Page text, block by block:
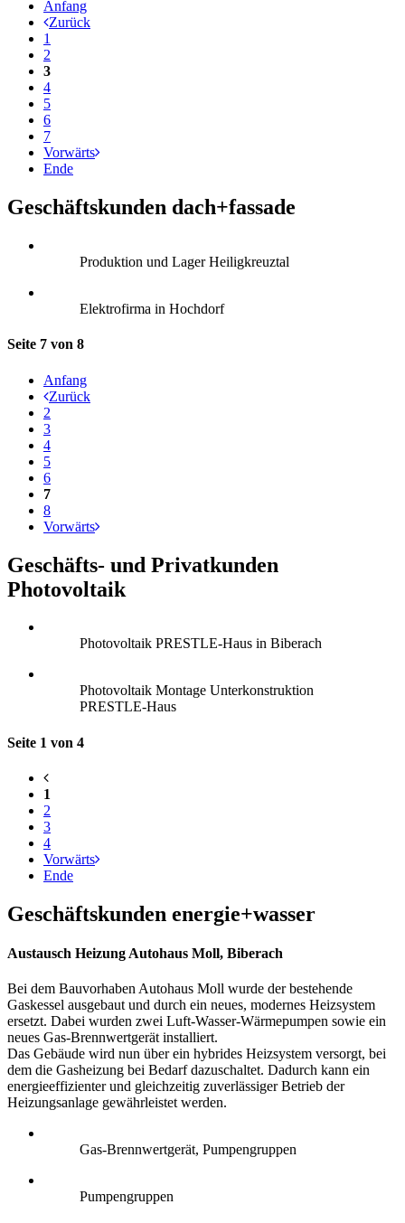
Anfang
Zurück
1
2
3
4
5
6
7
Vorwärts
Ende
Geschäftskunden dach+fassade
Produktion und Lager Heiligkreuztal
Elektrofirma in Hochdorf
Seite 7 von 8
Anfang
Zurück
2
3
4
5
6
7
8
Vorwärts
Geschäfts- und Privatkunden
Photovoltaik
Photovoltaik PRESTLE-Haus in Biberach
Photovoltaik Montage Unterkonstruktion
PRESTLE-Haus
Seite 1 von 4
1
2
3
4
Vorwärts
Ende
Geschäftskunden energie+wasser
Austausch Heizung Autohaus Moll, Biberach
Bei dem Bauvorhaben Autohaus Moll wurde der bestehende
Gaskessel ausgebaut und durch ein neues, modernes Heizsystem
ersetzt. Dabei wurden zwei Luft-Wasser-Wärmepumpen sowie ein
neues Gas-Brennwertgerät installiert.
Das Gebäude wird nun über ein hybrides Heizsystem versorgt, bei
dem die Gasheizung bei Bedarf dazuschaltet. Dadurch kann ein
energieeffizienter und gleichzeitig zuverlässiger Betrieb der
Heizungsanlage gewährleistet werden.
Gas-Brennwertgerät, Pumpengruppen
Pumpengruppen